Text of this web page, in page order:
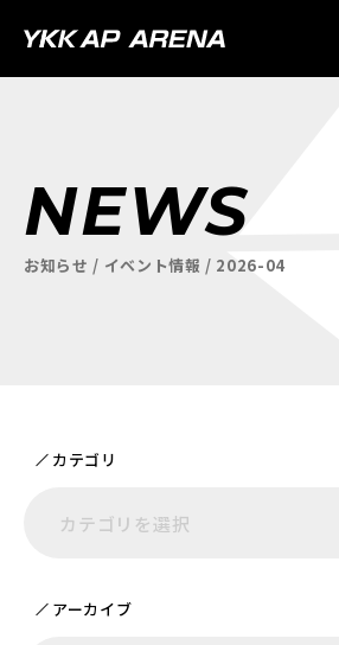
NEWS
お知らせ / イベント情報 / 2026-04
カテゴリ
カテゴリを選択
アーカイブ